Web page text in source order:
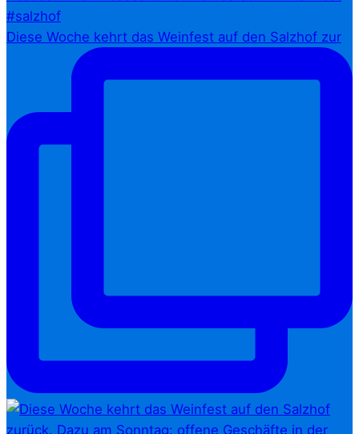
Diese Woche kehrt das Weinfest auf den Salzhof zur